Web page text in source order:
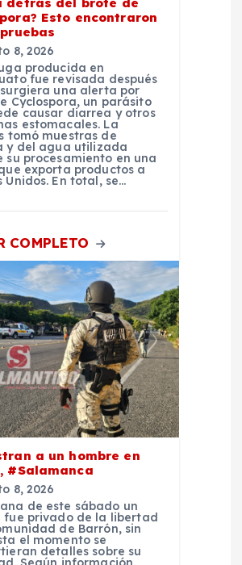
Esto encontraron
8, 2026
producida en
fue revisada después
una alerta por
Cyclospora, un parásito
causar diarrea y otros
estomacales. La
tomó muestras de
y del agua utilizada
su procesamiento en una
exporta productos a
Unidos. En total, se…
COMPLETO
a un hombre en
#Salamanca
8, 2026
de este sábado un
fue privado de la libertad
de Barrón, sin
el momento se
detalles sobre su